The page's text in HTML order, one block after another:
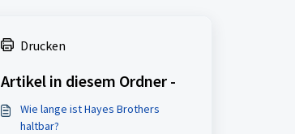
Drucken
Artikel in diesem Ordner -
Wie lange ist Hayes Brothers
haltbar?